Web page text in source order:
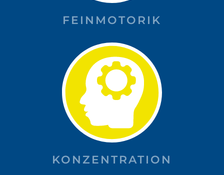
FEINMOTORIK
KONZENTRATION